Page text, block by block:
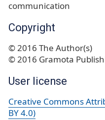
communication
Copyright
© 2016 The Author(s)
© 2016 Gramota
User license
Creative Commons
BY 4.0)